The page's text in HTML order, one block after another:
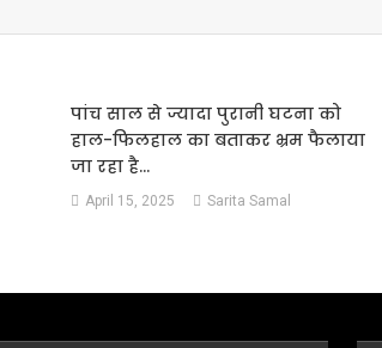
पांच साल से ज्यादा पुरानी घटना को
हाल-फिलहाल का बताकर भ्रम फैलाया
जा रहा है…
April 15, 2025 Sarita Samal